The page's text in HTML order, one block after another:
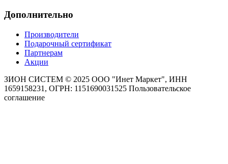
Дополнительно
Производители
Подарочный сертификат
Партнерам
Акции
ЗИОН СИСТЕМ © 2025 ООО "Инет Маркет", ИНН
1659158231, ОГРН: 1151690031525 Пользовательское
соглашение